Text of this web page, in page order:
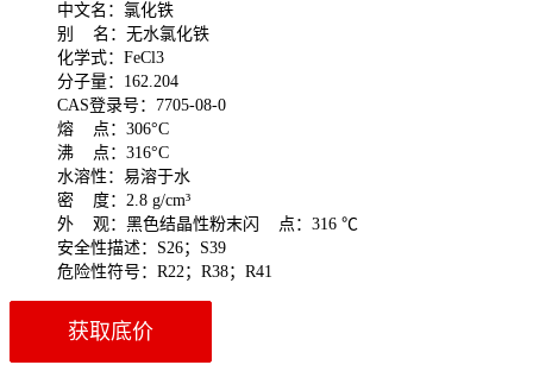
中文名：氯化铁
别 名：无水氯化铁
化学式：FeCl3
分子量：162.204
CAS登录号：7705-08-0
熔 点：306°C
沸 点：316°C
水溶性：易溶于水
密 度：2.8 g/cm³
外 观：黑色结晶性粉末闪 点：316 ℃
安全性描述：S26；S39
危险性符号：R22；R38；R41
获取底价